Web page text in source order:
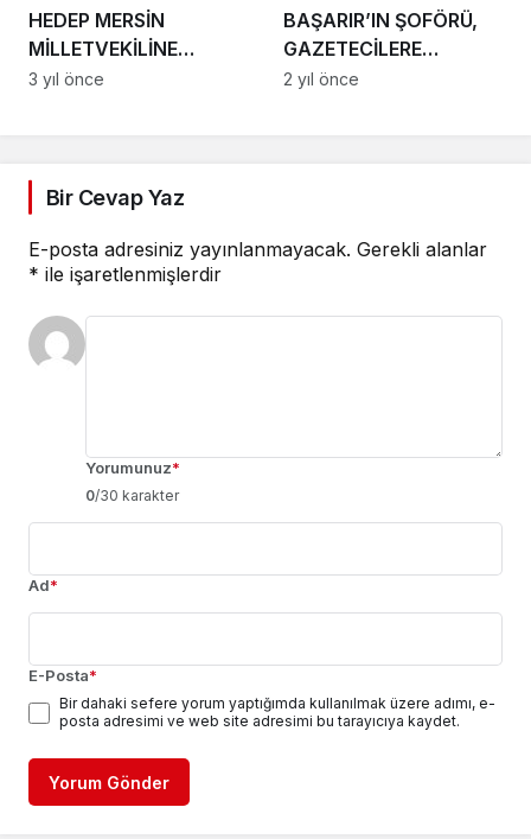
HEDEP MERSİN
MİLLETVEKİLİNE
FEZLEKE DÜZENLENDİ
3 yıl önce
BAŞARIR’IN ŞOFÖRÜ,
GAZETECİLERE
‘ŞARLATAN’ DİYEREK
2 yıl önce
Bir Cevap Yaz
E-posta adresiniz yayınlanmayacak. Gerekli alanlar
* ile işaretlenmişlerdir
Yorumunuz*
0/30 karakter
Ad*
E-Posta*
Bir dahaki sefere yorum yaptığımda kullanılmak üzere adımı, e-
posta adresimi ve web site adresimi bu tarayıcıya kaydet.
Yorum Gönder